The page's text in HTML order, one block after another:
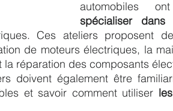
spécialiser dans
Ces ateliers proposent
de moteurs électriques, la
réparation des composants
doivent également être
et savoir comment utiliser